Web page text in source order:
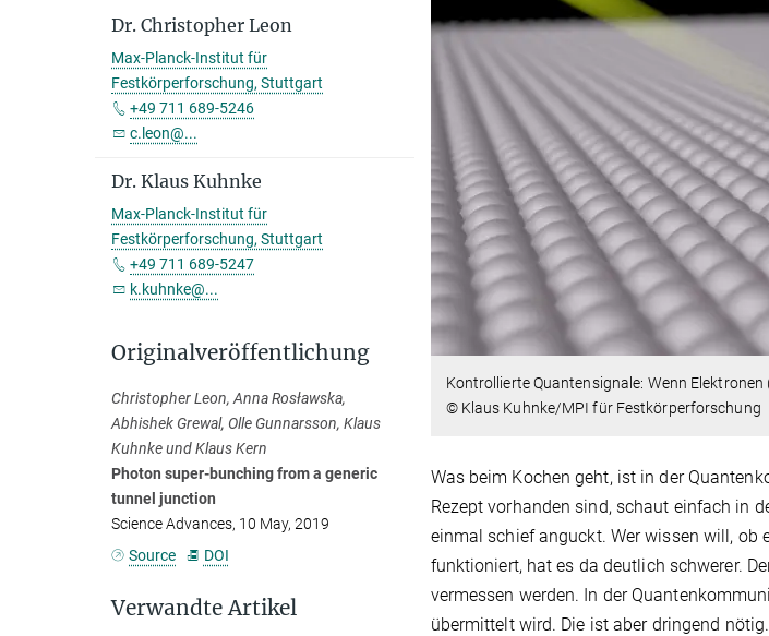
Kontrollierte Quantensignale: Wenn
© Klaus Kuhnke/MPI für Festkörperforschung
Was beim Kochen geht, ist in der
Rezept vorhanden sind, schaut einfach in
einmal schief anguckt. Wer wissen will,
funktioniert, hat es da deutlich schwerer.
vermessen werden. In der
übermittelt wird. Die ist aber dringend
Dr. Christopher Leon
Max-Planck-Institut für
Festkörperforschung, Stuttgart
+49 711 689-5246
c.leon@...
Dr. Klaus Kuhnke
Max-Planck-Institut für
Festkörperforschung, Stuttgart
+49 711 689-5247
k.kuhnke@...
Originalveröffentlichung
Christopher Leon, Anna Rosławska,
Abhishek Grewal, Olle Gunnarsson, Klaus
Kuhnke und Klaus Kern
Photon super-bunching from a generic
tunnel junction
Science Advances, 10 May, 2019
Source
DOI
Verwandte Artikel